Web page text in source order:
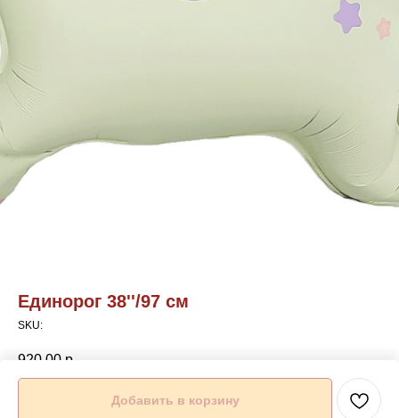
Единорог 38''/97 см
SKU:
920,00 р.
Добавить в корзину